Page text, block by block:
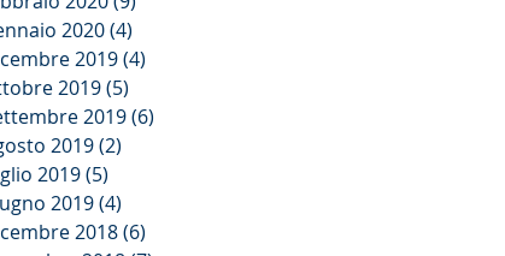
2020(4)
2019(4)
2019(5)
2019(6)
2019(2)
2019(5)
2019(4)
2018(6)